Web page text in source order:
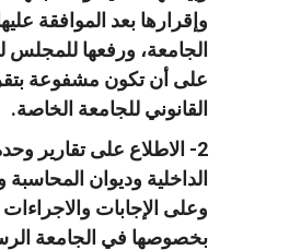
وإقرارها بعد الموافقة
الجامعة، ورفعها للمجلس
على أن تكون مشفوعة
القانوني للجامعة الخاصة.
2- الاطلاع على تقارير
الداخلية وديوان
وعلى الإجابات والاجراءات
بخصوصها في الجامعة